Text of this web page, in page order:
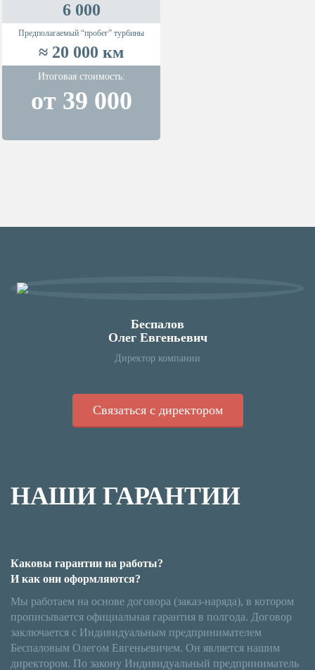
6 000
Предполагаемый “пробег” турбины
≈ 20 000 км
Итоговая стоимость:
от 39 000
Беспалов
Олег Евгеньевич
Директор компании
Связаться с директором
НАШИ ГАРАНТИИ
Каковы гарантии на работы?
И как они оформляются?
Мы работаем на основе договора (заказ-наряда), в котором
прописывается официальная гарантия в полгода. Договор
заключается с Индивидуальным предпринимателем
Беспаловым Олегом Евгеньевичем. Он является нашим
директором. По закону Индивидуальный предприниматель